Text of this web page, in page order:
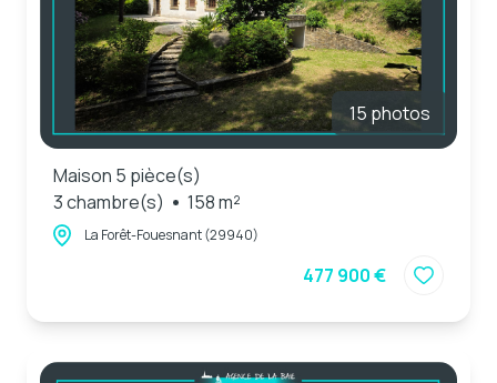
15 photos
Maison 5 pièce(s)
3 chambre(s)
158 m²
La Forêt-Fouesnant (29940)
477 900 €